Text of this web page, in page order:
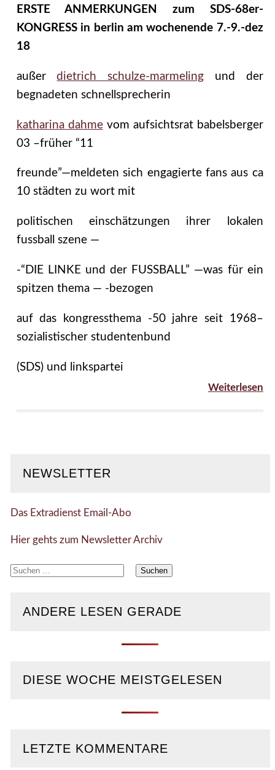
ERSTE ANMERKUNGEN zum SDS-68er-
KONGRESS in berlin am wochenende 7.-9.-dez
18
außerdietrich schulze-marmeling und der
begnadeten schnellsprecherin
katharina dahmevom aufsichtsrat babelsberger
03 –früher “11
freunde”—meldeten sich engagierte fans aus ca
10 städten zu wort mit
politischen einschätzungen ihrer lokalen
fussball szene —
-“DIE LINKE und der FUSSBALL” —was für ein
spitzen thema — -bezogen
auf das kongressthema -50 jahre seit 1968–
sozialistischer studentenbund
(SDS) und linkspartei
Weiterlesen
NEWSLETTER
Das Extradienst Email-Abo
Hier gehts zum Newsletter Archiv
Suchen
ANDERE LESEN GERADE
DIESE WOCHE MEISTGELESEN
LETZTE KOMMENTARE